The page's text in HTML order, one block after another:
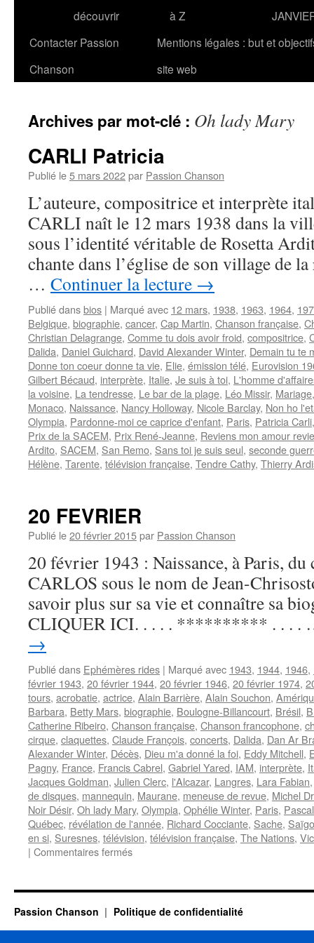
découvrir
à Z
Contacter Passion
Chanson
Mentions légales : but et
site web
Archives par mot-clé : Oh lady Mary
CARLI Patricia
Publié le5 mars 2022par Passion Chanson
L’auteure, compositrice et interprète
CARLI naît le 12 mars 1938 dans la
sous l’identité véritable de Rosetta
chante dans l’église de son village de
… Continuer la lecture →
Publié dansbios | Marqué avec 12 mars, 1938, 1963, 1964,
Belgique, biographie, cancer, Cap Martin, Chanson française,
Christian Delagrange, Comme tu dois avoir froid, compositrice,
Dalida, Daniel Guichard, David Alexander Winter, Demain tu te
Donne ton coeur donne ta vie, Elie, émission télé, Eurovision
Gilbert Bécaud, interprète, Italie, Je suis à toi, L'homme
la voisine, La tendresse, Le bar de la plage, Léo Missir, Mariage
Monaco, Naissance, Nancy Holloway, Nicole Barclay, Non ho
Olympia, Pardonne-moi ce caprice d'enfant, Paris, Patricia Carli
Prix de la SACEM, Prix René-Jeanne, Reviens mon amour
Ardito, SACEM, San Remo, Sans toi je suis seul, seconde
Hélène, Tarente, télévision française, Tendre Cathy, Thierry
20 FEVRIER
Publié le20 février 2015par Passion Chanson
20 février 1943 : Naissance, à Paris,
CARLOS sous le nom de Jean-
savoir plus sur sa vie et connaître sa
CLIQUER ICI. . . . . ********** . . .
→
Publié dans Ephémères rides | Marqué avec 1943, 1944, 1946,
février 1943, 20 février 1944, 20 février 1946, 20 février 1974,
tours, acrobatie, actrice, Alain Barrière, Alain Souchon,
Barbara, Betty Mars, biographie, Boulogne-Billancourt, Brésil,
Catherine Ribeiro, Chanson française, Chanson francophone,
cirque, claquettes, Claude François, concerts, Dalida, Dan Ar
Alexander Winter, Décès, Dieu m'a donné la foi, Eddy Mitchell,
Pagny, France, Francis Cabrel, Gabriel Yared, IAM, interprète,
Jacques Goldman, Julien Clerc, l'Alcazar, Langres, Lara Fabian
de disques, mannequin, Maurane, meneuse de revue, Michel
Noir Désir, Oh lady Mary, Olympia, Ophélie Winter, Paris,
Québec, révélation de l'année, Richard Cocciante, Sache,
en si, Suresnes, télévision, télévision française, The Nations,
| Commentaires ferméssur
Passion Chanson Politique de confidentialité